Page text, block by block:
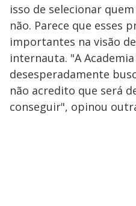
isso de selecionar
não. Parece que esses
importantes na visão
internauta. "A
desesperadamente
não acredito que será
conseguir", opinou